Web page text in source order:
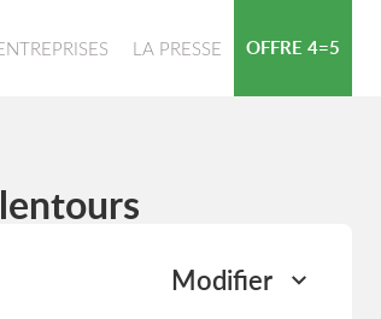
LA PRESSE OFFRE 4=5
Modifier